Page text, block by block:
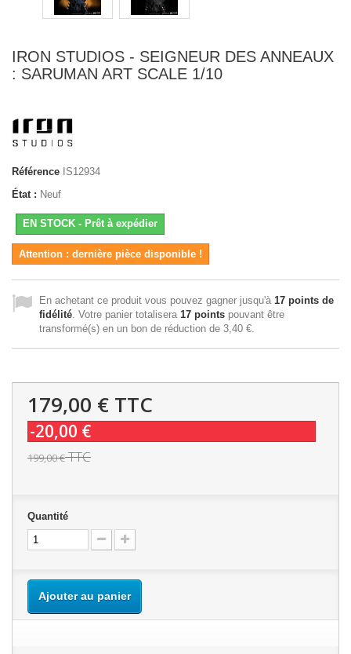
IRON STUDIOS - SEIGNEUR DES ANNEAUX
: SARUMAN ART SCALE 1/10
Référence IS12934
État : Neuf
EN STOCK - Prêt à expédier
Attention : dernière pièce disponible !
En achetant ce produit vous pouvez gagner jusqu'à 17 points de
fidélité . Votre panier totalisera 17 points pouvant être
transformé(s) en un bon de réduction de 3,40 €
179,00 € TTC
-20,00 €
199,00 €TTC
Quantité
Ajouter au panier